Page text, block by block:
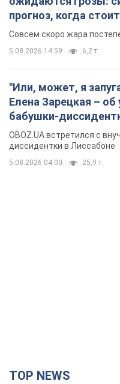
прогноз, когда
изменения погоды
Совсем скоро жара
5.08.2026 14:59 6,2 т.
"Или, может, я
Елена Зарецкая – об
бабушки-
Горской, критике
бегстве в
детьми
OBOZ.UA встретился с
диссидентки в Лиссабоне
5.08.2026 04:00 25,9 т.
TOP NEWS